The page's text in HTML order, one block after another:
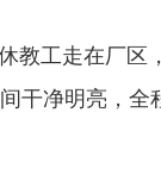
教工走在厂区
干净明亮，全